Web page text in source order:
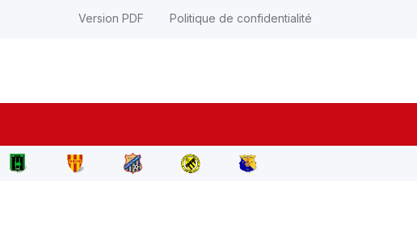
Version PDF Politique de confidentialité